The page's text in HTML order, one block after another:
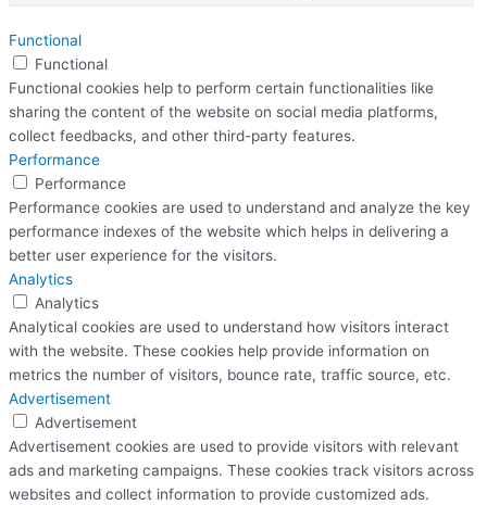
Functional
Functional
Functional cookies help to perform certain functionalities like
sharing the content of the website on social media platforms,
collect feedbacks, and other third-party features.
Performance
Performance
Performance cookies are used to understand and analyze the key
performance indexes of the website which helps in delivering a
better user experience for the visitors.
Analytics
Analytics
Analytical cookies are used to understand how visitors interact
with the website. These cookies help provide information on
metrics the number of visitors, bounce rate, traffic source, etc.
Advertisement
Advertisement
Advertisement cookies are used to provide visitors with relevant
ads and marketing campaigns. These cookies track visitors across
websites and collect information to provide customized ads.